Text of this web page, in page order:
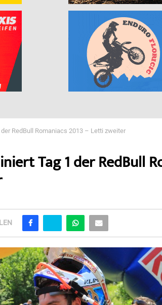
RedBull Romaniacs 2013 – Letti zweiter
Tag 1 der RedBull